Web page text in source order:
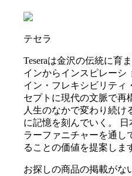
テセラ
Teseraは金沢の伝統に育
インからインスピレーシ
イン・フレキシビリティ
セプトに現代の文脈で再
人生のなかで変わり続け
に記憶を刻んでいく。
ラーファニチャーを通し
ることの価値を提案しま
お探しの商品の掲載がな